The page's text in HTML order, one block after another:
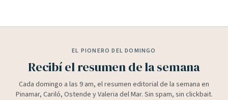
EL PIONERO DEL DOMINGO
Recibí el resumen de la semana
Cada domingo a las 9 am, el resumen editorial de la semana en
Pinamar, Cariló, Ostende y Valeria del Mar. Sin spam, sin clickbait.